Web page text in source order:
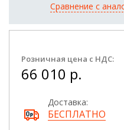
Сравнение с
Розничная цена с НДС:
66 010 р.
Доставка:
БЕСПЛАТНО